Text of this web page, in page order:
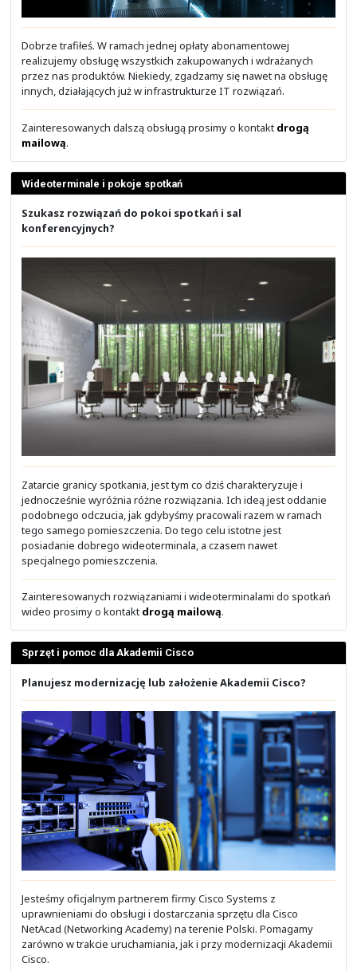
Moduł 4: Dodatkowe usługi w sieci IP
- CDP (Cisco Discovery Protocol)
- NTP (Network Time Protocol)
- DHCP
- Syslog
- NetFlow
Moduł 5: Telefonia IP
Pomagamy w uzyskaniu korzystnego leasingu na
za naszym pośrednictwem rozwiązania. W wielu
to leasing bliski 0%. Okres leasingowania od 12 do 60
Leasing, to dobre narzędzie do stabilizacji wydatków
mailową.
Solidny Partner firmy Cisco Systems
Stoisz przed wyborem Partnera firmy Cisco